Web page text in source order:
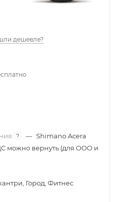
дешевле?
? — Shimano Acera
можно вернуть (для ООО и
Город, Фитнес